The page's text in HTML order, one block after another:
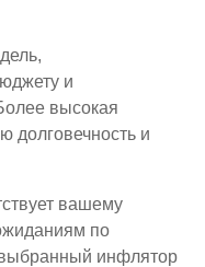
и
высокая
долговечность и
вашему
по
инфлятор